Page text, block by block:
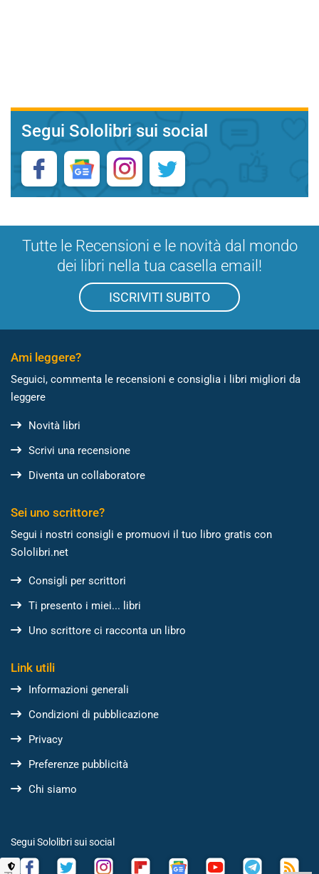
Segui Sololibri sui social
Tutte le Recensioni e le novità dal mondo
dei libri nella tua casella email!
ISCRIVITI SUBITO
Ami leggere?
Seguici, commenta le recensioni e consiglia i libri migliori da
leggere
Novità libri
Scrivi una recensione
Diventa un collaboratore
Sei uno scrittore?
Segui i nostri consigli e promuovi il tuo libro gratis con
Sololibri.net
Consigli per scrittori
Ti presento i miei... libri
Uno scrittore ci racconta un libro
Link utili
Informazioni generali
Condizioni di pubblicazione
Privacy
Preferenze pubblicità
Chi siamo
Segui Sololibri sui social